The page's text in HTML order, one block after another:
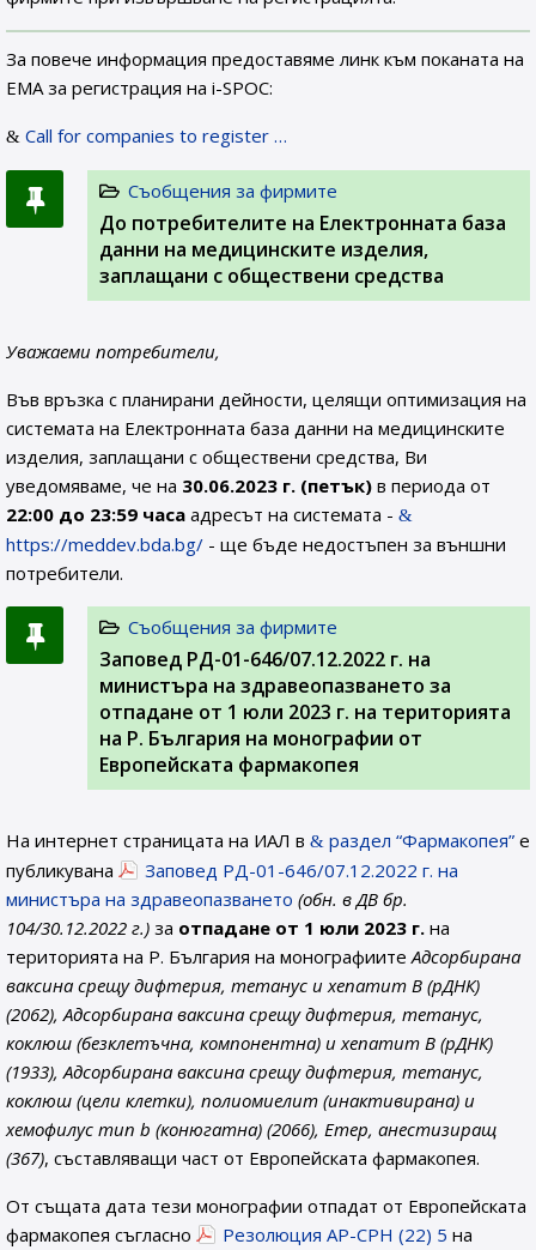
За повече информация предоставяме линк към поканата на
ЕМА за регистрация на i-SPOC:
Call for companies to register …
Съобщения за фирмите
До потребителите на Електронната база
данни на медицинските изделия,
заплащани с обществени средства
Уважаеми потребители,
Във връзка с планирани дейности, целящи оптимизация на
системата на Електронната база данни на медицинските
изделия, заплащани с обществени средства, Ви
уведомяваме, че на 30.06.2023 г. (петък) в периода от
22:00 до 23:59 часа адресът на системата -
https://meddev.bda.bg/ - ще бъде недостъпен за външни
потребители.
Съобщения за фирмите
Заповед РД-01-646/07.12.2022 г. на
министъра на здравеопазването за
отпадане от 1 юли 2023 г. на територията
на Р. България на монографии от
Европейската фармакопея
На интернет страницата на ИАЛ в раздел “Фармакопея” е
публикувана
Заповед РД-01-646/07.12.2022 г. на
министъра на здравеопазването (обн. в ДВ бр.
104/30.12.2022 г.) за отпадане от 1 юли 2023 г. на
територията на Р. България на монографиитеАдсорбирана
ваксина срещу дифтерия, тетанус и хепатит B (рДНК)
(2062), Адсорбирана ваксина срещу дифтерия, тетанус,
коклюш (безклетъчна, компонентна) и хепатит B (рДНК)
(1933), Адсорбирана ваксина срещу дифтерия, тетанус,
коклюш (цели клетки), полиомиелит (инактивирана) и
хемофилус тип b (конюгатна) (2066), Етер, анестизиращ
(367), съставляващи част от Европейската фармакопея.
От същата дата тези монографии отпадат от Европейската
фармакопея съгласно
Резолюция AP-CPH (22) 5 на